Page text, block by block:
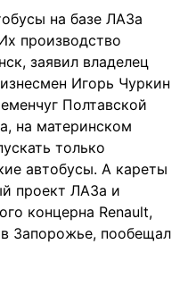
на базе ЛАЗа
производство
заявил владелец
Игорь Чуркин
Полтавской
на материнском
только
автобусы. А кареты
проект ЛАЗа и
концерна Renault,
Запорожье, пообещал